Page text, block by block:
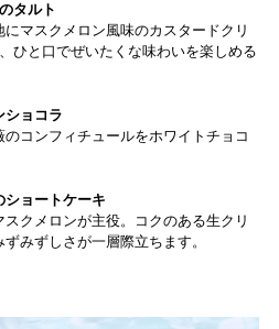
タルト
マスクメロン風味のカスタードクリ
ひと口でぜいたくな味わいを楽しめる
ショコラ
コンフィチュールをホワイトチョコ
ショートケーキ
クメロンが主役。コクのある生クリ
みずしさが一層際立ちます。